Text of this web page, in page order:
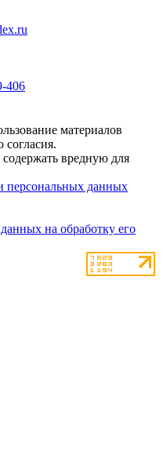
406
материалов
согласия.
вредную для
персональных данных
на обработку его